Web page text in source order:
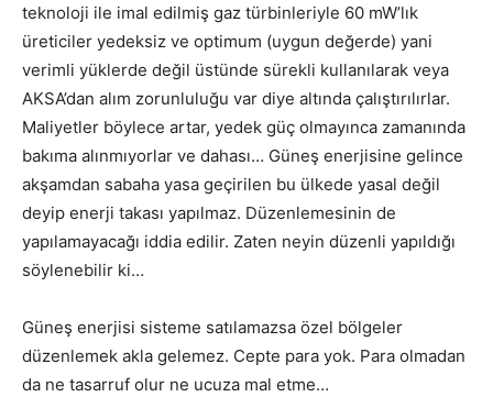
teknoloji ile imal edilmiş gaz türbinleriyle 60 mW’lık
üreticiler yedeksiz ve optimum (uygun değerde) yani
verimli yüklerde değil üstünde sürekli kullanılarak veya
AKSA’dan alım zorunluluğu var diye altında çalıştırılırlar.
Maliyetler böylece artar, yedek güç olmayınca zamanında
bakıma alınmıyorlar ve dahası… Güneş enerjisine gelince
akşamdan sabaha yasa geçirilen bu ülkede yasal değil
deyip enerji takası yapılmaz. Düzenlemesinin de
yapılamayacağı iddia edilir. Zaten neyin düzenli yapıldığı
söylenebilir ki…
Güneş enerjisi sisteme satılamazsa özel bölgeler
düzenlemek akla gelemez. Cepte para yok. Para olmadan
da ne tasarruf olur ne ucuza mal etme…